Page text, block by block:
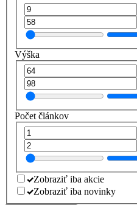
Výška
Počet článkov
Zobraziť iba akcie
Zobraziť iba novinky